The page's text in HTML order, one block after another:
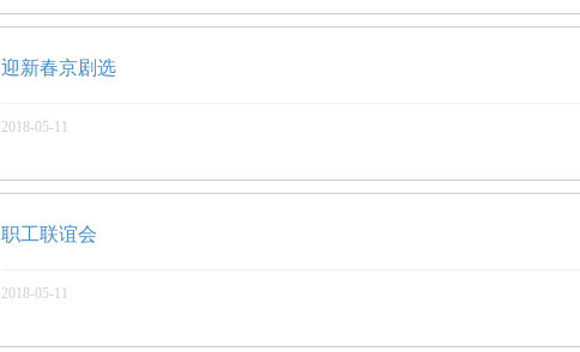
迎新春京剧选
2018-05-11
职工联谊会
2018-05-11